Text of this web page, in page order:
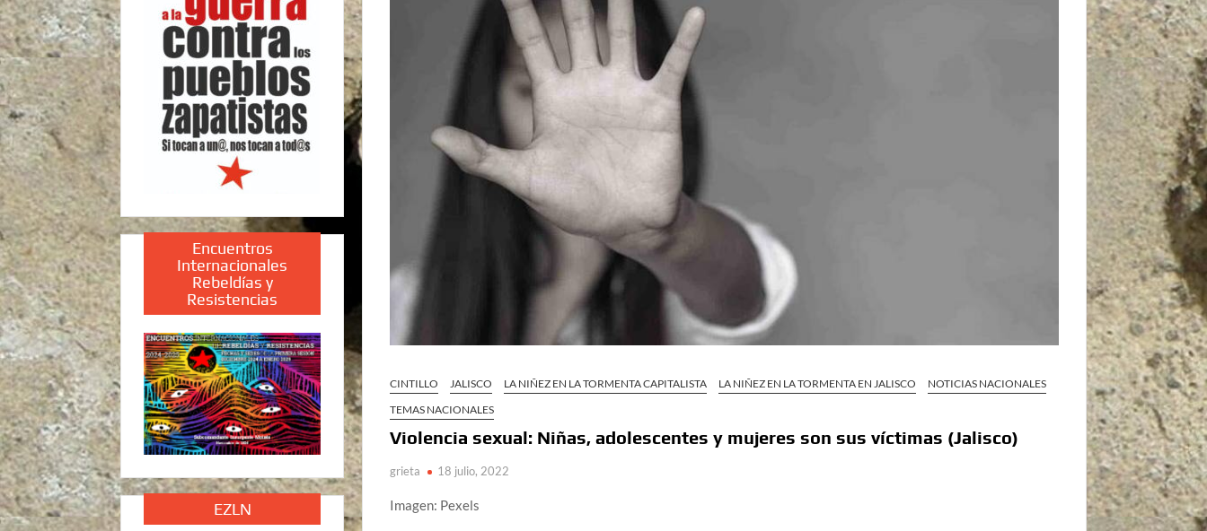
CINTILLO JALISCO LA NIÑEZ EN LA TORMENTA CAPITALISTA LA NIÑEZ EN LA TORMENTA EN JALISCO
NOTICIAS NACIONALES
TEMAS NACIONALES
Violencia sexual: Niñas, adolescentes y mujeres son sus víctimas (Jalisco)
grieta 18 julio, 2022
Imagen: Pexels
Encuentros
Internacionales
Rebeldías y
Resistencias
EZLN